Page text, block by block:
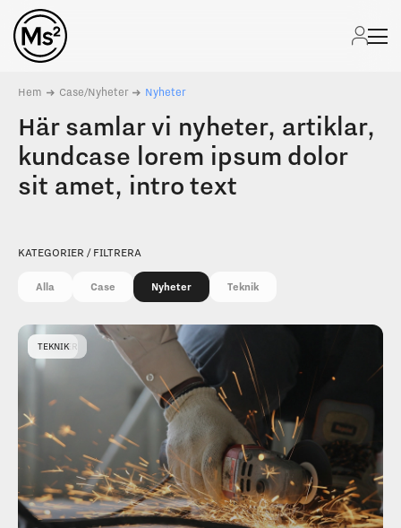
content
Hem Case/Nyheter Nyheter
Här samlar vi nyheter, artiklar,
kundcase lorem ipsum dolor
sit amet, intro text
KATEGORIER / FILTRERA
Alla Case Nyheter Teknik
NYHETER
TEKNIK